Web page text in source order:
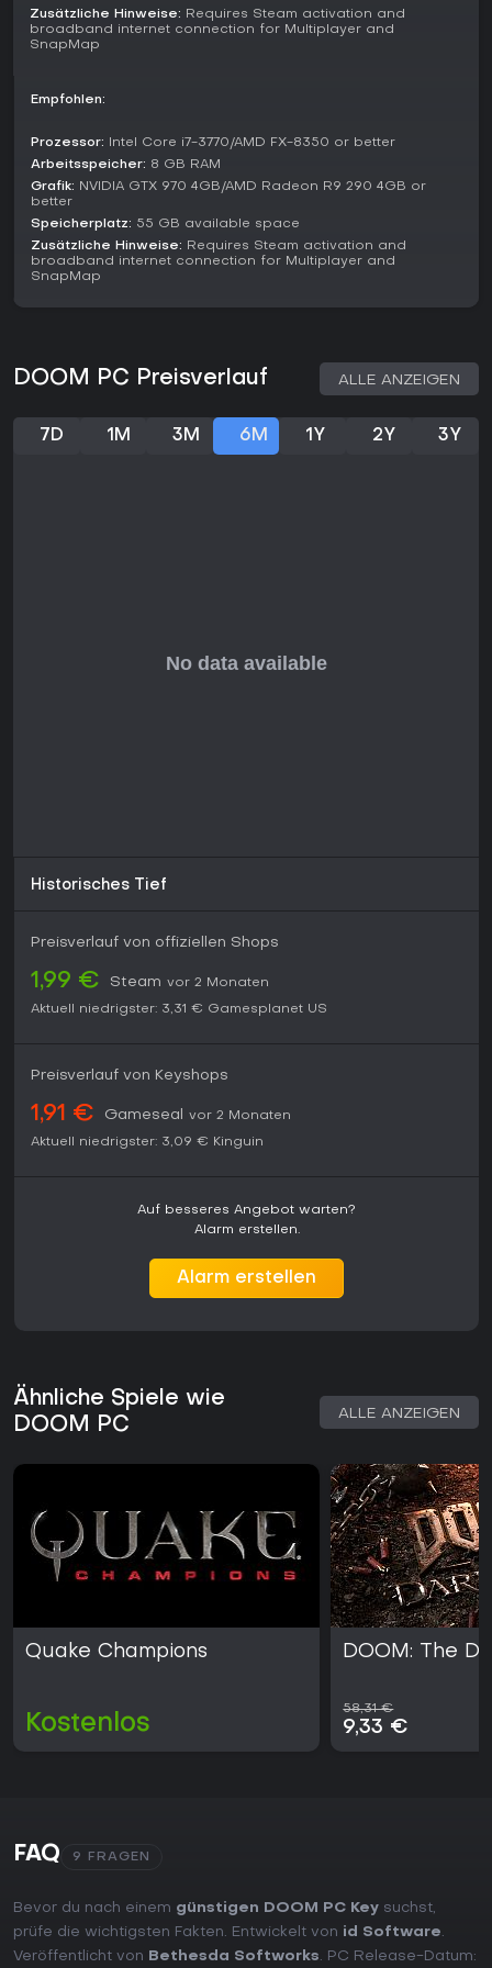
Lobbys sind ohne Cross-Play weniger belebt.
Lohnt es sich?
Metacritic 85/100 auf PC. Steam-Reviews sehr positiv wegen
teils ab als derivativ, doch der Kern rockt für Fast-FPS-Fans.
Perfekt für Shooter ohne Story-Fokus. Günstig im Sale, ideal
für Einsteiger. Wer Ongoing-Support sucht: Entwicklung
endete vor Jahren, aber die Campaign allein lohnt,
Zusätzliche Hinweise: Requires Steam activation and
broadband internet connection for Multiplayer and
SnapMap
Empfohlen:
Prozessor: Intel Core i7-3770/AMD FX-8350 or better
Arbeitsspeicher: 8 GB RAM
Grafik: NVIDIA GTX 970 4GB/AMD Radeon R9 290 4GB or
better
Speicherplatz: 55 GB available space
Zusätzliche Hinweise: Requires Steam activation and
broadband internet connection for Multiplayer and
SnapMap
DOOM PC Preisverlauf ALLE ANZEIGEN
7D 1M 3M 6M 1Y 2Y 3Y
Historisches Tief
Preisverlauf von offiziellen Shops
1,99 € Steam vor 2 Monaten
Aktuell niedrigster: 3,31 € Gamesplanet US
Preisverlauf von Keyshops
1,91 € Gameseal
vor 2 Monaten
Aktuell niedrigster: 3,09 € Kinguin
Auf besseres Angebot warten?
Alarm erstellen.
Alarm erstellen
Ähnliche Spiele wie
DOOM PC
ALLE ANZEIGEN
Quake Champions
Kostenlos
DOOM: The
58,31 €
9,33 €
FAQ 9 FRAGEN
Bevor du nach einem günstigen DOOM PC Key suchst,
prüfe die wichtigsten Fakten. Entwickelt von id Software.
Veröffentlicht von
Bethesda Softworks. PC Release-Datum: